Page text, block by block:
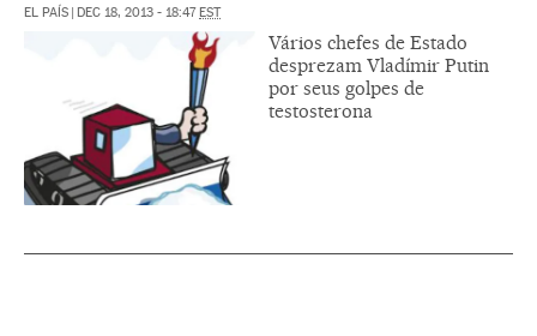
EL PAÍS DEC 18, 2013 - 18:47 EST
Vários chefes de Estado
desprezam Vladímir Putin
por seus golpes de
testosterona